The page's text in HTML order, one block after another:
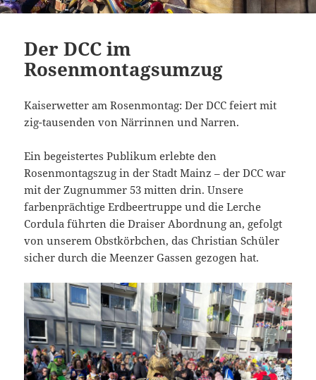
Der DCC im
Rosenmontagsumzug
Kaiserwetter am Rosenmontag: Der DCC feiert mit
zig-tausenden von Närrinnen und Narren.
Ein begeistertes Publikum erlebte den
Rosenmontagszug in der Stadt Mainz – der DCC war
mit der Zugnummer 53 mitten drin. Unsere
farbenprächtige Erdbeertruppe und die Lerche
Cordula führten die Draiser Abordnung an, gefolgt
von unserem Obstkörbchen, das Christian Schüler
sicher durch die Meenzer Gassen gezogen hat.